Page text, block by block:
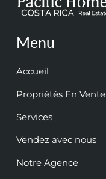
Menu
Accueil
Propriétés En Vente
Services
Vendez avec nous
Notre Agence